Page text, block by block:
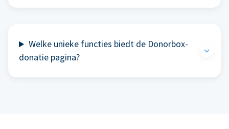
Welke unieke functies biedt de Donorbox-
donatie pagina?